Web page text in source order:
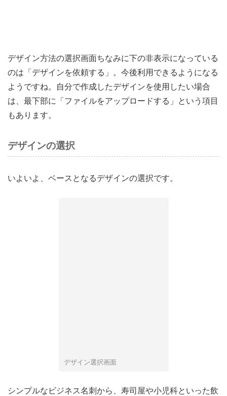
デザイン方法の選択画面ちなみに下の非表示になっている
のは「デザインを依頼する」。今後利用できるようになる
ようですね。自分で作成したデザインを使用したい場合
は、最下部に「ファイルをアップロードする」という項目
もあります。
デザインの選択
いよいよ、ベースとなるデザインの選択です。
デザイン選択画面
シンプルなビジネス名刺から、寿司屋や小児科といった飲